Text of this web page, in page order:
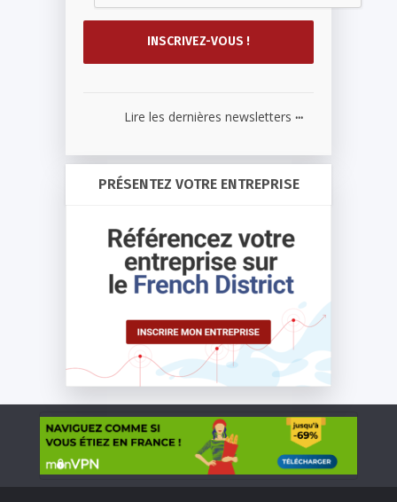
Lire les dernières newsletters ...
PRÉSENTEZ VOTRE ENTREPRISE